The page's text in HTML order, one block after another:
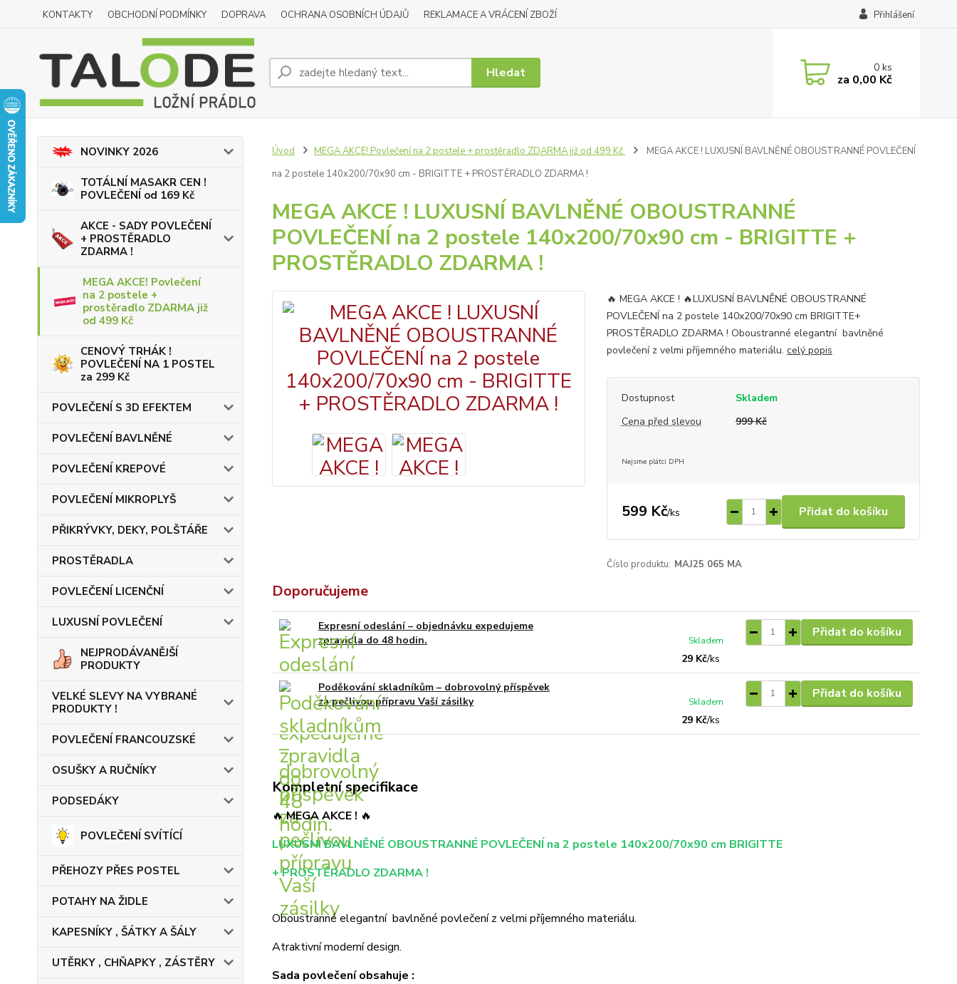
KONTAKTY OBCHODNÍ PODMÍNKY DOPRAVA OCHRANA OSOBNÍCH ÚDAJŮ REKLAMACE A VRÁCENÍ ZBOŽÍ Přihlášení
Hledat 0ks
za 0,00 Kč
NOVINKY 2026
TOTÁLNÍ MASAKR CEN !
POVLEČENÍ od 169 Kč
AKCE - SADY POVLEČENÍ
+ PROSTĚRADLO
ZDARMA !
MEGA AKCE! Povlečení
na 2 postele +
prostěradlo ZDARMA již
od 499 Kč
CENOVÝ TRHÁK !
POVLEČENÍ NA 1 POSTEL
za 299 Kč
POVLEČENÍ S 3D EFEKTEM
POVLEČENÍ BAVLNĚNÉ
POVLEČENÍ KREPOVÉ
POVLEČENÍ MIKROPLYŠ
PŘIKRÝVKY, DEKY, POLŠTÁŘE
PROSTĚRADLA
POVLEČENÍ LICENČNÍ
LUXUSNÍ POVLEČENÍ
NEJPRODÁVANĚJŠÍ
PRODUKTY
VELKÉ SLEVY NA VYBRANÉ
PRODUKTY !
POVLEČENÍ FRANCOUZSKÉ
OSUŠKY A RUČNÍKY
PODSEDÁKY
POVLEČENÍ SVÍTÍCÍ
PŘEHOZY PŘES POSTEL
POTAHY NA ŽIDLE
KAPESNÍKY , ŠÁTKY A ŠÁLY
UTĚRKY , CHŇAPKY , ZÁSTĚRY
Úvod MEGA AKCE! Povlečení na 2 postele + prostěradlo ZDARMA již od 499 Kč
MEGA AKCE ! LUXUSNÍ BAVLNĚNÉ OBOUSTRANNÉ POVLEČENÍ
na 2 postele 140x200/70x90 cm - BRIGITTE + PROSTĚRADLO ZDARMA !
MEGA AKCE ! LUXUSNÍ BAVLNĚNÉ OBOUSTRANNÉ
POVLEČENÍ na 2 postele 140x200/70x90 cm - BRIGITTE +
PROSTĚRADLO ZDARMA !
🔥 MEGA AKCE ! 🔥LUXUSNÍ BAVLNĚNÉ OBOUSTRANNÉ
POVLEČENÍ na 2 postele 140x200/70x90 cm BRIGITTE+
PROSTĚRADLO ZDARMA ! Oboustranné elegantní bavlněné
povlečení z velmi příjemného materiálu. celý popis
Dostupnost
Skladem
Cena před slevou
999 Kč
Nejsme plátci DPH
599 Kč/ks Přidat do košíku
Číslo produktu: MAJ25 065 MA
Doporučujeme
Expresní odeslání – objednávku expedujeme
zpravidla do 48 hodin.
29 Kč/ks
Skladem
Přidat do košíku
Poděkování skladníkům – dobrovolný příspěvek
za pečlivou přípravu Vaší zásilky
29 Kč/ks
Skladem
Přidat do košíku
Kompletní specifikace
🔥MEGA AKCE ! 🔥
LUXUSNÍ BAVLNĚNÉ OBOUSTRANNÉ POVLEČENÍ na 2 postele 140x200/70x90 cm BRIGITTE
+ PROSTĚRADLO ZDARMA !
Oboustranné elegantní bavlněné povlečení z velmi příjemného materiálu.
Atraktivní moderní design.
Sada povlečení obsahuje :